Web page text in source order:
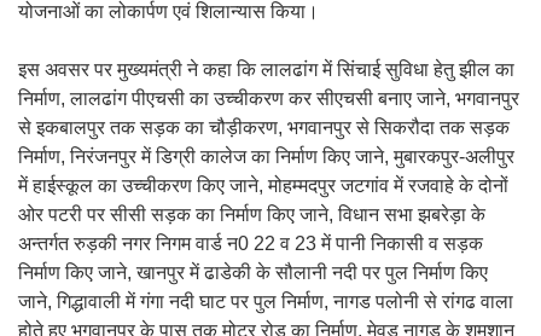
योजनाओं का लोकार्पण एवं शिलान्यास किया।
इस अवसर पर मुख्यमंत्री ने कहा कि लालढांग में सिंचाई सुविधा हेतु झील का
निर्माण, लालढांग पीएचसी का उच्चीकरण कर सीएचसी बनाए जाने, भगवानपुर
से इकबालपुर तक सड़क का चौड़ीकरण, भगवानपुर से सिकरौदा तक सड़क
निर्माण, निरंजनपुर में डिग्री कालेज का निर्माण किए जाने, मुबारकपुर-अलीपुर
में हाईस्कूल का उच्चीकरण किए जाने, मोहम्मदपुर जटगांव में रजवाहे के दोनों
ओर पटरी पर सीसी सड़क का निर्माण किए जाने, विधान सभा झबरेड़ा के
अन्तर्गत रुड़की नगर निगम वार्ड न0 22 व 23 में पानी निकासी व सड़क
निर्माण किए जाने, खानपुर में ढाडेकी के सौलानी नदी पर पुल निर्माण किए
जाने, गिद्धावाली में गंगा नदी घाट पर पुल निर्माण, नागड पलोनी से रांगढ वाला
होते हुए भगवानपुर के पास तक मोटर रोड का निर्माण, मेवड नागड के शमशान